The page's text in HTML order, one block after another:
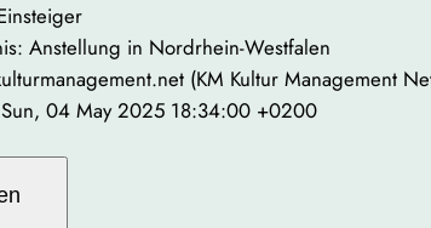
Anstellung in Nordrhein-Westfalen
(KM Kultur Management
04 May 2025 18:34:00 +0200